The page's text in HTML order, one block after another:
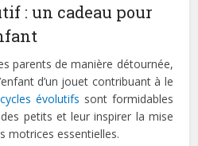
: un cadeau pour
parents de manière détournée,
d’un jouet contribuant à le
évolutifs sont formidables
petits et leur inspirer la mise
motrices essentielles.